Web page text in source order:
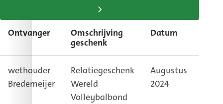
naar
links
tabel
rechts
Ontvanger
Omschrijving
geschenk
Datum
wethouder
Bredemeijer
Relatiegeschenk
Wereld
Volleybalbond
Augustus
2024